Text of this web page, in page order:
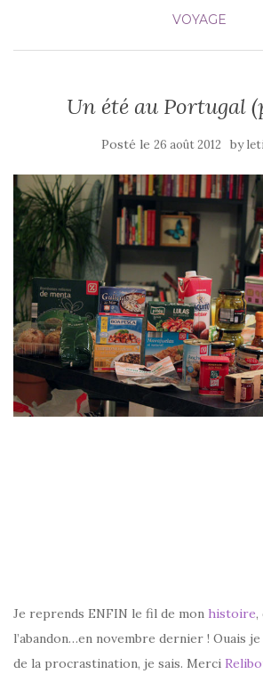
VOYAGE
Un été au Portugal
Posté le 26 août 2012 by
Je reprends ENFIN le fil de mon histoire,
l’abandon…en novembre dernier ! Ouais
de la procrastination, je sais. Merci